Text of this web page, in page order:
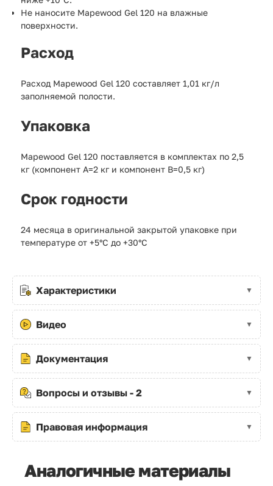
Не наносите Mapewood Gel 120 на влажные
поверхности.
Расход
Расход Mapewood Gel 120 составляет 1,01 кг/л
заполняемой полости.
Упаковка
Mapewood Gel 120 поставляется в комплектах по 2,5
кг (компонент А=2 кг и компонент B=0,5 кг)
Срок годности
24 месяца в оригинальной закрытой упаковке при
температуре от +5°С до +30°С
Характеристики
Видео
Документация
Вопросы и отзывы - 2
Правовая информация
Аналогичные материалы